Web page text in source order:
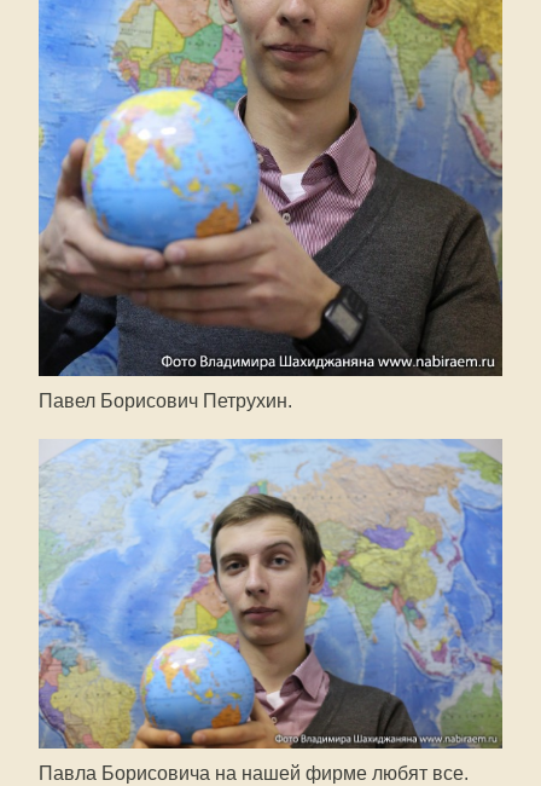
Павел Борисович Петрухин.
Павла Борисовича на нашей фирме любят все.